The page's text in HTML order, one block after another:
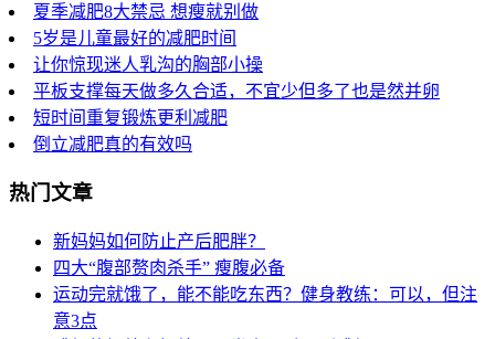
夏季减肥8大禁忌 想瘦就别做
5岁是儿童最好的减肥时间
让你惊现迷人乳沟的胸部小操
平板支撑每天做多久合适，不宜少但多了也是然并卵
短时间重复锻炼更利减肥
倒立减肥真的有效吗
热门文章
新妈妈如何防止产后肥胖？
四大“腹部赘肉杀手” 瘦腹必备
运动完就饿了，能不能吃东西？健身教练：可以，但注
意3点